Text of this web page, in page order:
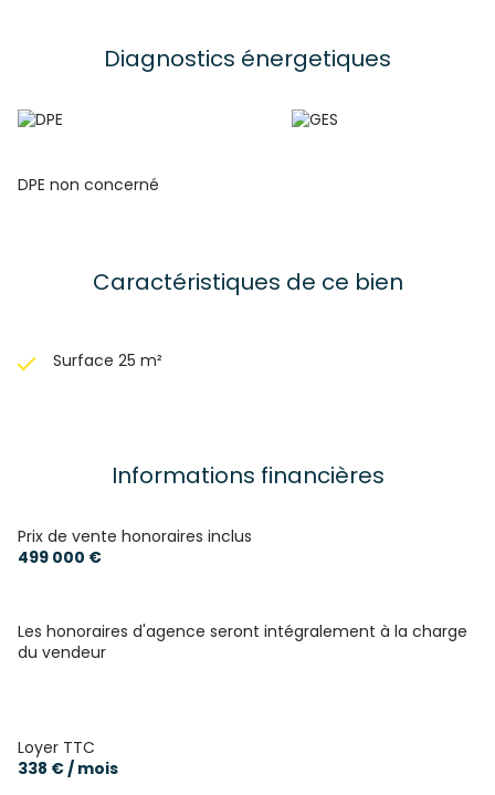
Diagnostics énergetiques
DPE non concerné
Caractéristiques de ce bien
Surface 25 m²
Informations financières
Prix de vente honoraires inclus
499 000 €
Les honoraires d'agence seront intégralement à la charge
du vendeur
Loyer TTC
338 € / mois